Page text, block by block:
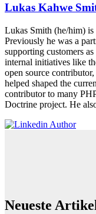
Lukas Kahwe
Lukas Smith (he/him)
Previously he was a
supporting customers
internal initiatives like
open source
helped shaped the
contributor to many
Doctrine project. He
Neueste